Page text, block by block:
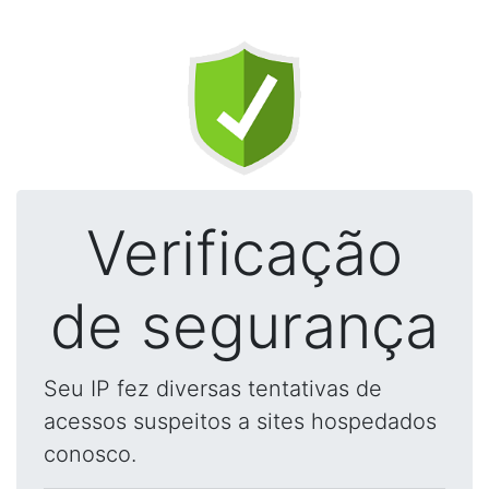
Verificação
de segurança
Seu IP fez diversas tentativas de
acessos suspeitos a sites hospedados
conosco.